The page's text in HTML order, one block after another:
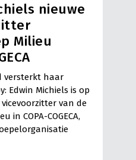
nieuwe
Milieu
versterkt haar
Edwin Michiels is op
van de
in COPA-COGECA,